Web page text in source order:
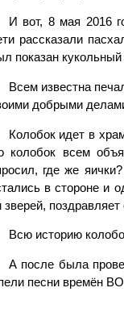
И вот, 8 мая 2016
рассказали
показан
Всем известна
добрыми
Колобок идет в
колобок всем
где же
в стороне и
зверей,
Всю историю
А после была
песни времён